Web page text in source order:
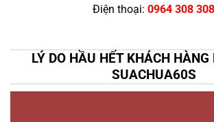
Điện thoại: 0964 308 308
LÝ DO HẦU HẾT KHÁCH
SUACHUA60S